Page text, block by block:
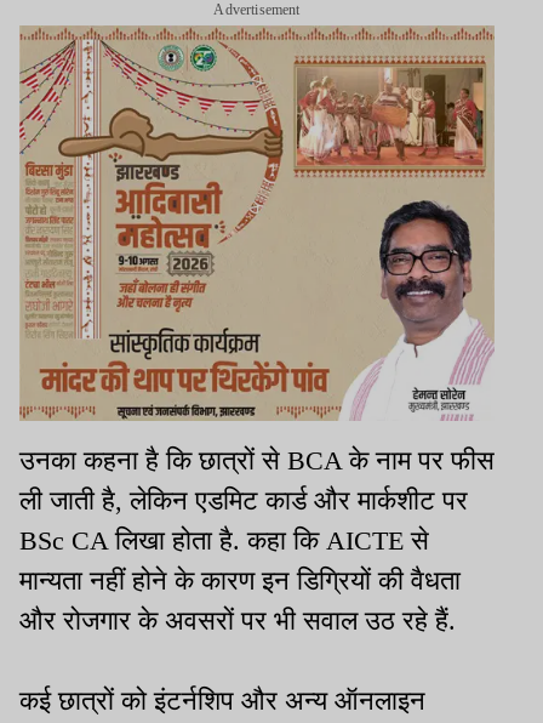
Advertisement
उनका कहना है कि छात्रों से BCA के नाम पर फीस
ली जाती है, लेकिन एडमिट कार्ड और मार्कशीट पर
BSc CA लिखा होता है. कहा कि AICTE से
मान्यता नहीं होने के कारण इन डिग्रियों की वैधता
और रोजगार के अवसरों पर भी सवाल उठ रहे हैं.
कई छात्रों को इंटर्नशिप और अन्य ऑनलाइन